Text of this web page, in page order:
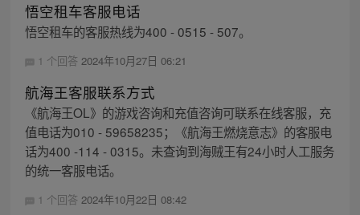
悟空租车客服电话
悟空租车的客服热线为400 - 0515 - 507。
1 个回答 2024年10月27日 06:21
航海王客服联系方式
《航海王OL》的游戏咨询和充值咨询可联系在线客服，充
值电话为010 - 59658235；《航海王燃烧意志》的客服电
话为400 -114 - 0315。未查询到海贼王有24小时人工服务
的统一客服电话。
1 个回答 2024年10月22日 08:42